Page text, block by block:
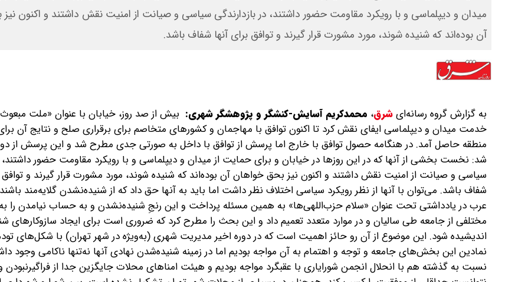
میدان و دیپلماسی و با رویکرد مقاومت حضور داشتند، در بازدارندگی سیاسی و صیانت از امنیت نقش داشتند و اکنون
آن بوده‌اند که شنیده شوند، مورد مشورت قرار گیرند و توافق برای آنها شفاف باشد.
به گزارش گروه رسانه‌ایشرق، محمدکریم آسایش-کنشگر و پژوهشگر شهری: بیش از صد روز، خیابان با عنوان «ملت
خدمت میدان و دیپلماسی ایفای نقش کرد تا اکنون توافق با مهاجمان و کشورهای متخاصم برای برقراری صلح و نتایج آن
منطقه حاصل آمد. در هنگامه حصول توافق با خارج اما پرسش از توافق با داخل به صورتی جدی مطرح شد و این پرسش از
شد: نخست بخشی از آنها که در این روزها در خیابان و برای حمایت از میدان و دیپلماسی و با رویکرد مقاومت حضور داشتند،
سیاسی و صیانت از امنیت نقش داشتند و اکنون نیز بحق خواهان آن بوده‌اند که شنیده شوند، مورد مشورت قرار گیرند و توافق
شفاف باشد. می‌توان با آنها از نظر رویکرد سیاسی اختلاف نظر داشت اما باید به آنها حق داد که از شنیده‌نشدن گلایه‌مند
عرب در یادداشتی تحت عنوان «سلام حزب‌اللهی‌ها» به همین مسئله پرداخت و این رنجِ شنیده‌نشدن و به حساب نیامدن را
مختلفی از جامعه طی سالیان و در موارد متعدد تعمیم داد و این بحث را مطرح کرد که ضروری است برای ایجاد سازوکارهای
اندیشیده شود. این موضوع از آن رو حائز اهمیت است که در دوره اخیر مدیریت شهری (به‌ویژه در شهر تهران) با شکل‌های
نمادین این بخش‌های جامعه و توجه و اهتمام به آن مواجه بودیم اما در زمینه شنیده‌شدن نهادی آنها نه‌تنها ناکامی وجود
نسبت به گذشته هم با انحلال انجمن شورایاری با عقبگرد مواجه بودیم و هیئت امناهای محلات جایگزین جدا از فراگیرنبودن